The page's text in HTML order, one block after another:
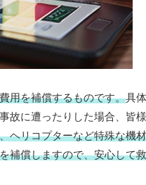
用を補償するものです。具
故に遭ったりした場合、皆
ヘリコプターなど特殊な機
補償しますので、安心して